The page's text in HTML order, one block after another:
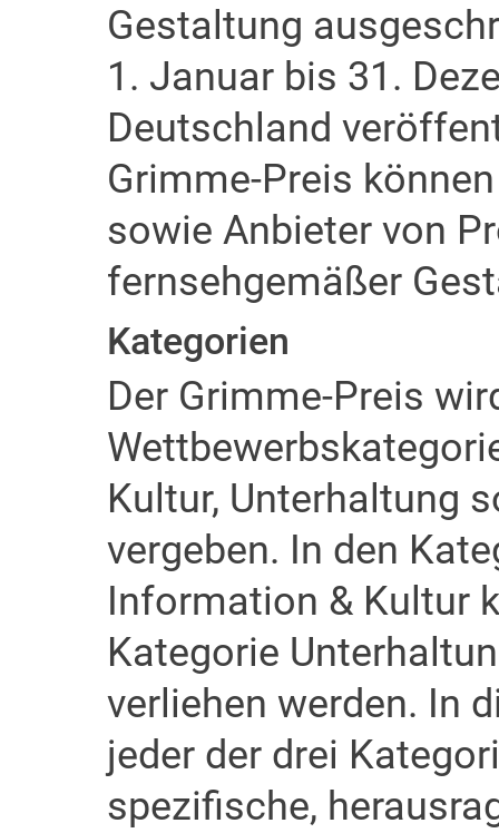
Gestaltung
1. Januar bis 31.
Deutschland
Grimme-Preis
sowie Anbieter von
fernsehgemäßer
Kategorien
Der Grimme-Preis
Kultur, Unterhaltung
vergeben. In den
Information & Kultur
Kategorie
verliehen werden. In
jeder der drei
spezifische,